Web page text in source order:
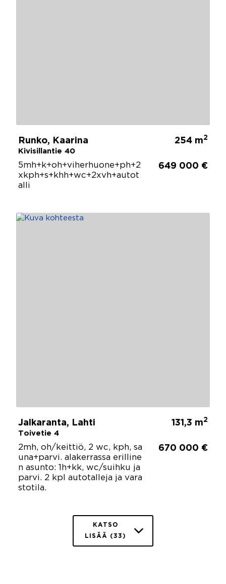
Runko, Kaarina
Kivisillantie 40
254 m2
5mh+k+oh+viherhuone+ph+2
xkph+s+khh+wc+2xvh+autot
alli
649 000 €
Jalkaranta, Lahti
Toivetie 4
131,3 m2
2mh, oh/keittiö, 2 wc, kph, sa
una+parvi. alakerrassa erilline
n asunto: 1h+kk, wc/suihku ja
parvi. 2 kpl autotalleja ja vara
stotila.
670 000 €
KATSO
LISÄÄ (33)